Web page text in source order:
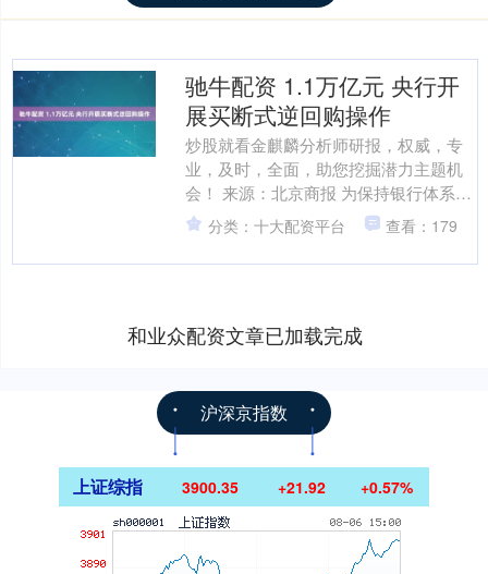
驰牛配资 1.1万亿元 央行开
展买断式逆回购操作
炒股就看金麒麟分析师研报，权威，专
业，及时，全面，助您挖掘潜力主题机
会！ 来源：北京商报 为保持银行体系流
动性充裕，2025年10月9日，中国人民银
行（以下简称....
分类：十大配资平台 查看：179
和业众配资文章已加载完成
沪深京指数
上证综指 3900.35 +21.92 +0.57%